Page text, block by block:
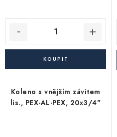
Koleno s vnějším závitem
lis., PEX-AL-PEX, 20x3/4"